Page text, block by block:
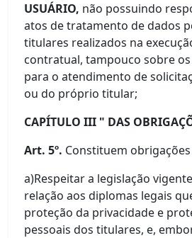
USUÁRIO, não possuindo
atos de tratamento de dados
titulares realizados na
contratual, tampouco sobre
para o atendimento de
ou do próprio titular;
CAPÍTULO III " DAS
Art. 5º. Constituem
a)Respeitar a legislação
relação aos diplomas legais
proteção da privacidade e
pessoais dos titulares, e,